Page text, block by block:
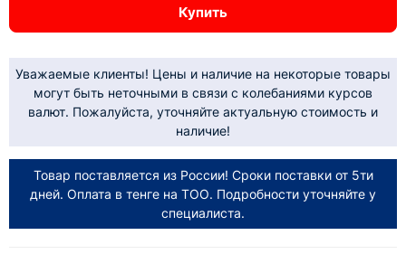
Купить
Уважаемые клиенты! Цены и наличие на некоторые товары
могут быть неточными в связи с колебаниями курсов
валют. Пожалуйста, уточняйте актуальную стоимость и
наличие!
Товар поставляется из России! Сроки поставки от 5ти
дней. Оплата в тенге на ТОО. Подробности уточняйте у
специалиста.